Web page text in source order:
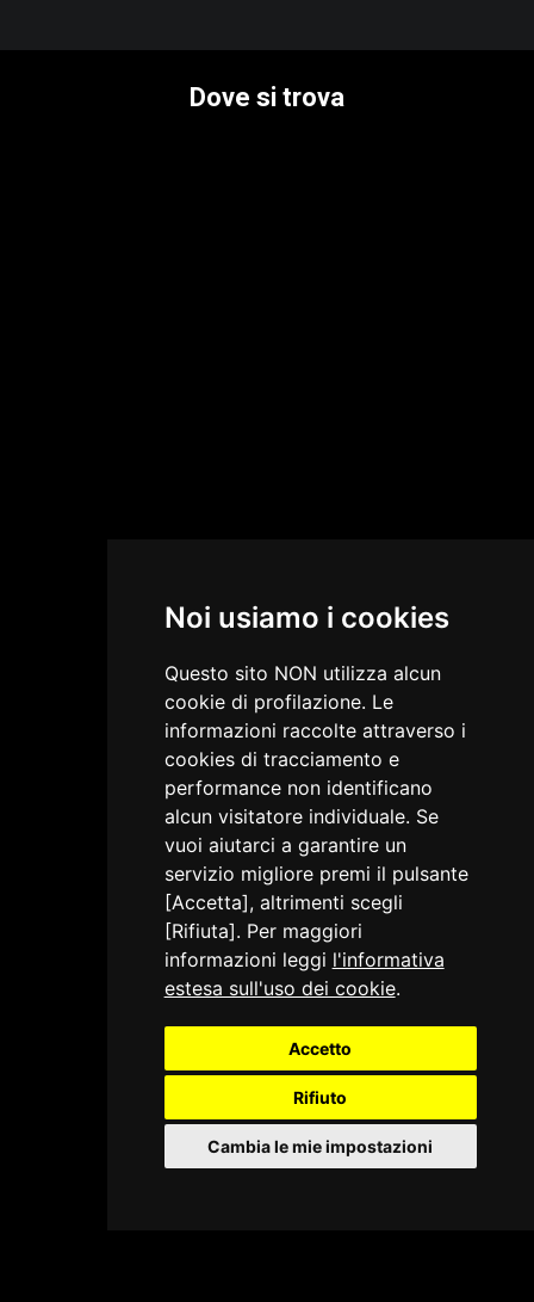
Noi usiamo i cookies
Questo sito NON utilizza alcun
cookie di profilazione. Le
informazioni raccolte attraverso i
cookies di tracciamento e
performance non identificano
alcun visitatore individuale. Se
vuoi aiutarci a garantire un
servizio migliore premi il pulsante
[Accetta], altrimenti scegli
[Rifiuta]. Per maggiori
informazioni leggi l'informativa
estesa sull'uso dei cookie.
Accetto
Rifiuto
Cambia le mie impostazioni
Dove si trova